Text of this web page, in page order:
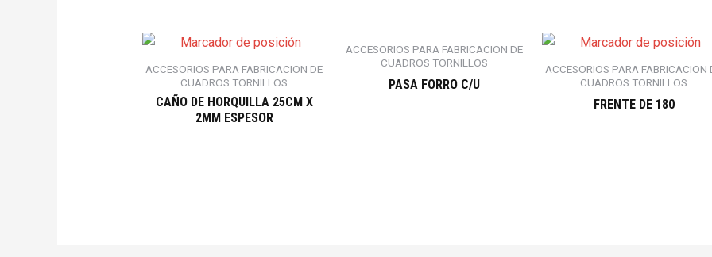
ACCESORIOS PARA FABRICACION DE
CUADROS TORNILLOS
CAÑO DE HORQUILLA 25CM X
2MM ESPESOR
ACCESORIOS PARA FABRICACION DE
CUADROS TORNILLOS
PASA FORRO C/U
ACCESORIOS PARA FABRICACION
CUADROS TORNILLOS
FRENTE DE 180